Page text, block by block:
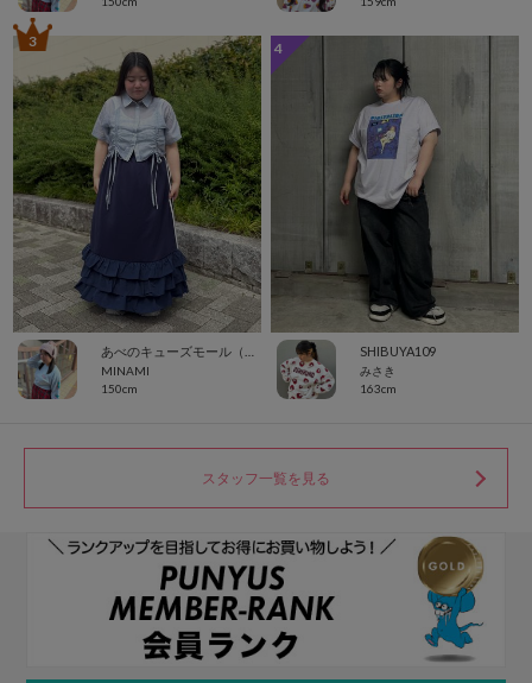
MINAMI
150cm
3
SHIBUYA109
みさき
163cm
4
スタッフ一覧を見る